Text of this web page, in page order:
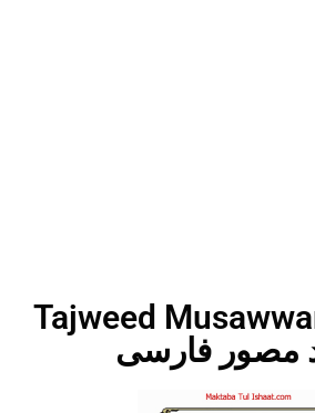
Tajweed
مصور فارسی